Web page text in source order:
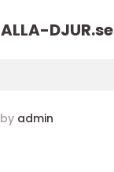
ALLA-DJUR.se
by admin